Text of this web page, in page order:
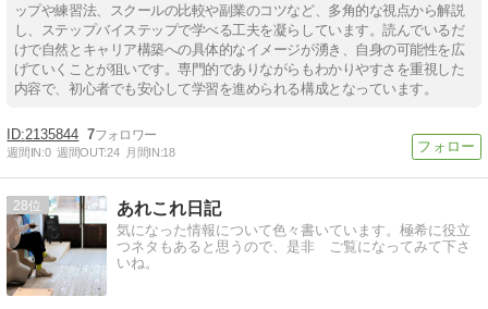
ップや練習法、スクールの比較や副業のコツなど、多角的な視点から解説
し、ステップバイステップで学べる工夫を凝らしています。読んでいるだ
けで自然とキャリア構築への具体的なイメージが湧き、自身の可能性を広
げていくことが狙いです。専門的でありながらもわかりやすさを重視した
内容で、初心者でも安心して学習を進められる構成となっています。
2135844 7
週間IN:0 週間OUT:24 月間IN:18
28 あれこれ日記
気になった情報について色々書いています。極希に役立
つネタもあると思うので、是非ゝご覧になってみて下さ
いね。